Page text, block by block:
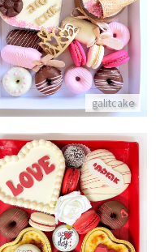
galitcake
מארז יום הולדת לאמא
התקשר/י
מארז יום האהבה לאשה
התקשר/י